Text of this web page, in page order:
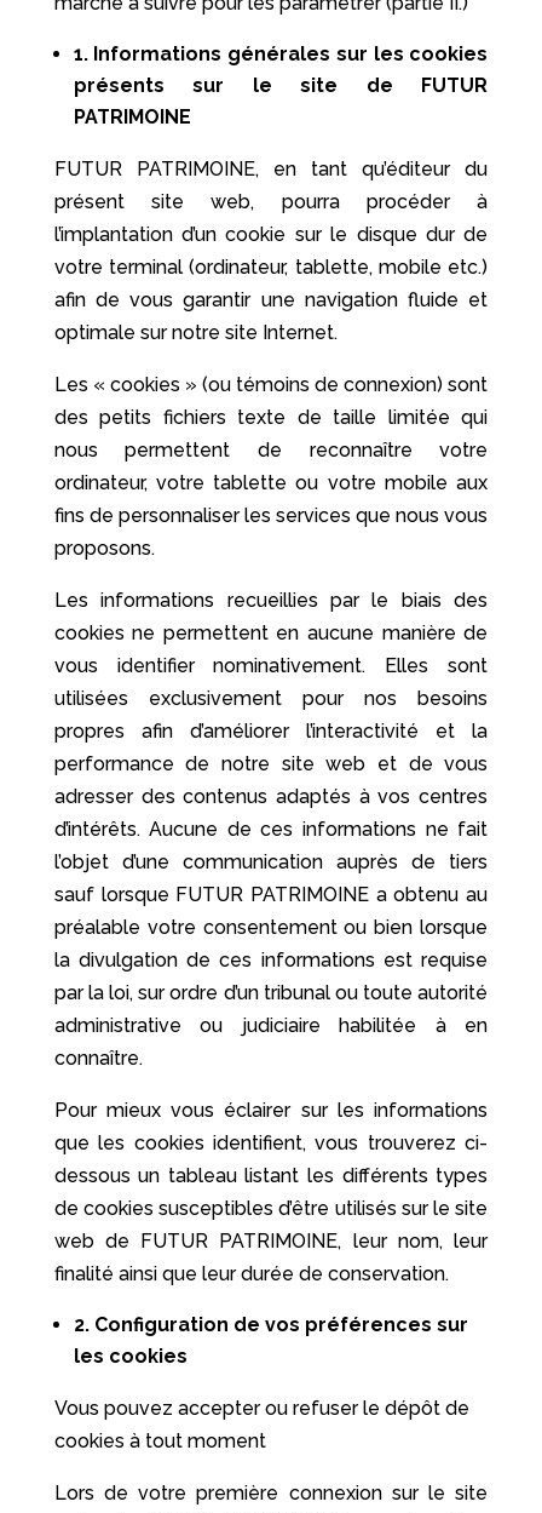
1. Informations générales sur les cookies
présents sur le site de FUTUR
PATRIMOINE
FUTUR PATRIMOINE, en tant qu’éditeur du
présent site web, pourra procéder à
l’implantation d’un cookie sur le disque dur de
votre terminal (ordinateur, tablette, mobile etc.)
afin de vous garantir une navigation fluide et
optimale sur notre site Internet.
Les « cookies » (ou témoins de connexion) sont
des petits fichiers texte de taille limitée qui
nous permettent de reconnaître votre
ordinateur, votre tablette ou votre mobile aux
fins de personnaliser les services que nous vous
proposons.
Les informations recueillies par le biais des
cookies ne permettent en aucune manière de
vous identifier nominativement. Elles sont
utilisées exclusivement pour nos besoins
propres afin d’améliorer l’interactivité et la
performance de notre site web et de vous
adresser des contenus adaptés à vos centres
d’intérêts. Aucune de ces informations ne fait
l’objet d’une communication auprès de tiers
sauf lorsque FUTUR PATRIMOINE a obtenu au
préalable votre consentement ou bien lorsque
la divulgation de ces informations est requise
par la loi, sur ordre d’un tribunal ou toute autorité
administrative ou judiciaire habilitée à en
connaître.
Pour mieux vous éclairer sur les informations
que les cookies identifient, vous trouverez ci-
dessous un tableau listant les différents types
de cookies susceptibles d’être utilisés sur le site
web de FUTUR PATRIMOINE, leur nom, leur
finalité ainsi que leur durée de conservation.
2. Configuration de vos préférences sur
les cookies
Vous pouvez accepter ou refuser le dépôt de
cookies à tout moment
Lors de votre première connexion sur le site